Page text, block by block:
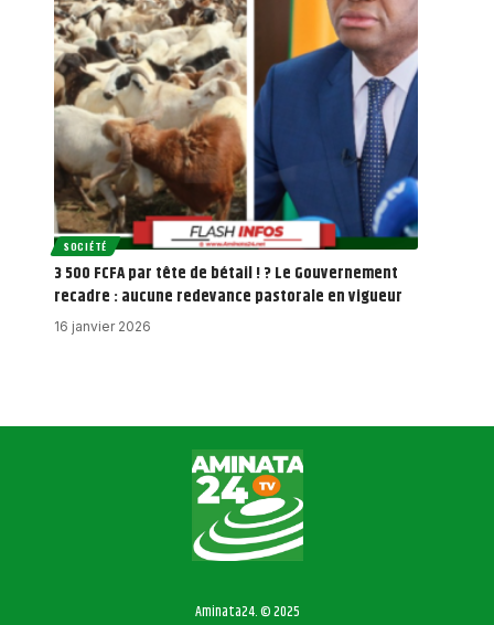
SOCIÉTÉ
3 500 FCFA par tête de bétail ! ? Le Gouvernement
recadre : aucune redevance pastorale en vigueur
16 janvier 2026
Aminata24. © 2025